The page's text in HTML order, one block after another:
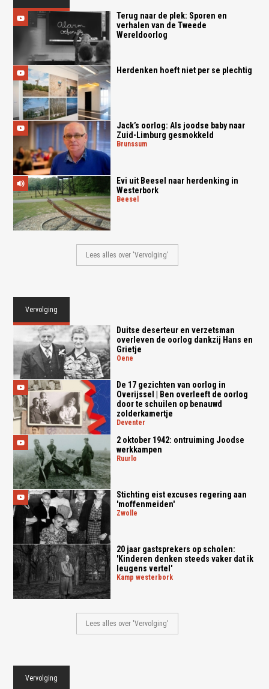
Terug naar de plek: Sporen en
verhalen van de Tweede
Wereldoorlog
Herdenken hoeft niet per se plechtig
Jack’s oorlog: Als joodse baby naar
Zuid-Limburg gesmokkeld
brunssum
Evi uit Beesel naar herdenking in
Westerbork
beesel
Lees alles over 'Vervolging'
Vervolging
Duitse deserteur en verzetsman
overleven de oorlog dankzij Hans en
Grietje
oene
De 17 gezichten van oorlog in
Overijssel | Ben overleeft de oorlog
door te schuilen op benauwd
zolderkamertje
deventer
2 oktober 1942: ontruiming Joodse
werkkampen
ruurlo
Stichting eist excuses regering aan
'moffenmeiden'
zwolle
20 jaar gastsprekers op scholen:
'Kinderen denken steeds vaker dat ik
leugens vertel'
kamp westerbork
Lees alles over 'Vervolging'
Vervolging